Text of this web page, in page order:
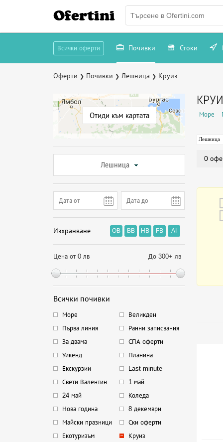
Ofertini
Всички оферти Почивки Стоки
Оферти ❯ Почивки ❯ Лешница ❯ Круиз
Отиди към картата
Лешница
Изхранване OB BB HB FB AI
Цена от 0 лв До 300+ лв
Всички почивки
Море
Великден
Първа линия
Ранни записвания
За двама
СПА оферти
Уикенд
Планина
Екскурзии
Last minute
Свети Валентин
1 май
24 май
Коледа
Нова година
8 декември
Майски празници
Ски оферти
Екотуризъм
Круиз
Море
Лешница
0